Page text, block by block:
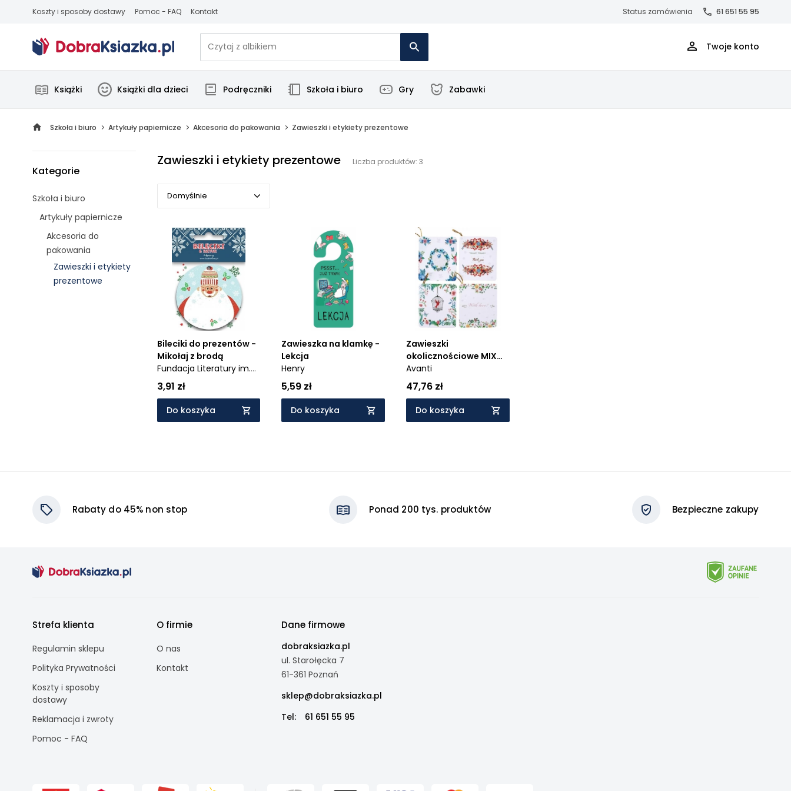
Koszty i sposoby dostawy Pomoc - FAQ Kontakt Status zamówienia 61 651 55 95
Twoje konto
Książki Książki dla dzieci Podręczniki Szkoła i biuro Gry Zabawki
Szkoła i biuro Artykuły papiernicze Akcesoria do pakowania Zawieszki i etykiety prezentowe
Kategorie
Szkoła i biuro
Artykuły papiernicze
Akcesoria do
pakowania
Zawieszki i etykiety
prezentowe
Zawieszki i etykiety prezentowe Liczba produktów: 3
Domyślnie
Domyślnie
Popularne
Cena rosnąco
Cena malejąco
Od najnowszych
Od najstarszych
Bileciki do prezentów -
Mikołaj z brodą
Fundacja Literatury im.
Henryka Berezy
3,91 zł
Do koszyka
Zawieszka na klamkę -
Lekcja
Henry
5,59 zł
Do koszyka
Zawieszki
okolicznościowe MIX
XCR-2 AVANTI
Avanti
47,76 zł
Do koszyka
Rabaty do 45% non stop Ponad 200 tys. produktów Bezpieczne zakupy
Strefa klienta
Regulamin sklepu
Polityka Prywatności
Koszty i sposoby
dostawy
Reklamacja i zwroty
Pomoc - FAQ
O firmie
O nas
Kontakt
Dane firmowe
dobraksiazka.pl
ul. Starołęcka 7
61-361 Poznań
sklep@dobraksiazka.pl
Tel:
61 651 55 95